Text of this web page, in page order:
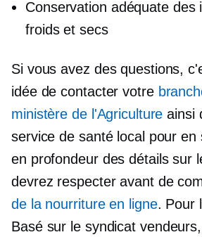
Conservation adéquate des
froids et secs
Si vous avez des questions,
idée de contacter votre
ministère de l'Agriculture ainsi
service de santé local pour en
en profondeurdes détails sur
devrez respecter avant de
de la nourriture en ligne. Pour
Basé sur le syndicat